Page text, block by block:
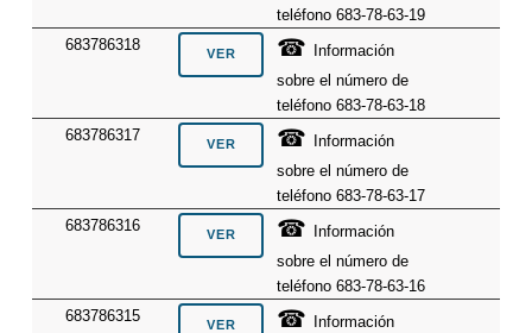
teléfono 683-78-63-19
683786318
☎
Información
sobre el número de
teléfono 683-78-63-18
683786317
☎
Información
sobre el número de
teléfono 683-78-63-17
683786316
☎
Información
sobre el número de
teléfono 683-78-63-16
683786315
☎
Información